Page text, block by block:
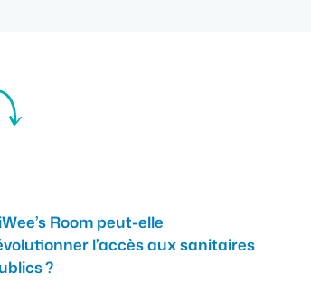
Room peut-elle
l’accès aux sanitaires
?